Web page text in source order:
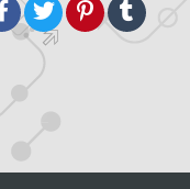
Facebook
TwitterPinterestTumblr
почта